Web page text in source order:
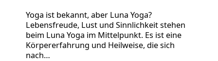
Yoga ist bekannt, aber Luna Yoga?
Lebensfreude, Lust und Sinnlichkeit stehen
beim Luna Yoga im Mittelpunkt. Es ist eine
Körpererfahrung und Heilweise, die sich
nach…